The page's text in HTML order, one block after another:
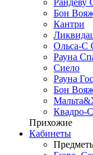
Рандеву
Бон
Кантри
Ольса-С
Рауна
Сиело
Рауна
Бон
Квадро-
Прихожие
Кабинеты